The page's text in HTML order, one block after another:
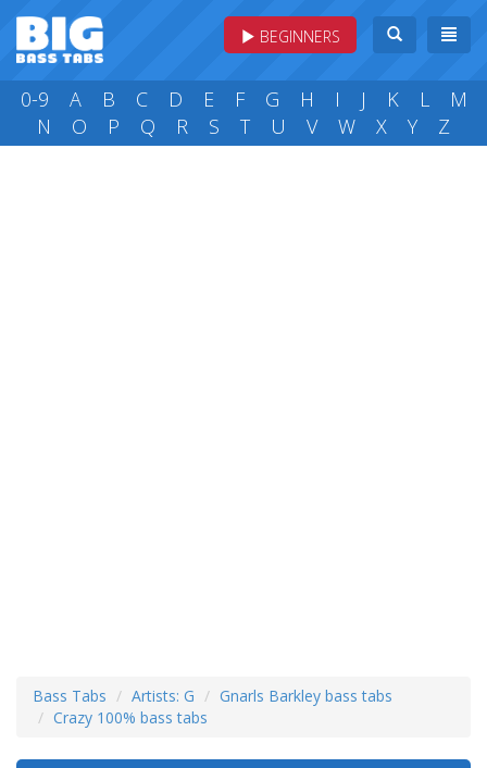
BEGINNERS
0-9 A B C D E F G H I J K L
M
N
O P Q R S T U V W X Y Z
Bass Tabs Artists: G
Gnarls Barkley bass tabs
Crazy 100% bass tabs